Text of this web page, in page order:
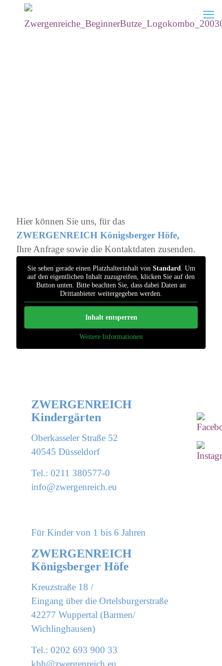
Hier können Sie uns, für das
ZWERGENREICH Königsberger Höfe,
Ihre Anfrage sowie die Kontaktdaten zusenden.
Sie sehen gerade einen Platzhalterinhalt von Standard. Um
auf den eigentlichen Inhalt zuzugreifen, klicken Sie auf den
Button unten. Bitte beachten Sie, dass dabei Daten an
Drittanbieter weitergegeben werden.
Inhalt entsperren
Weitere Informationen
ZWERGENREICH
Kindergärten
Oberkasseler Straße 52
40545 Düsseldorf
Tel.: 0211 380577-0
info@zwergenreich.eu
Für Kinder von 1 bis 6 Jahren
ZWERGENREICH
Königsberger Höfe
Kreuzstraße 18 /
Eingang über die Ortelsburgerstraße
42277 Wuppertal (Barmen/
Wichlinghausen)
Tel.: 0202 693 900 33